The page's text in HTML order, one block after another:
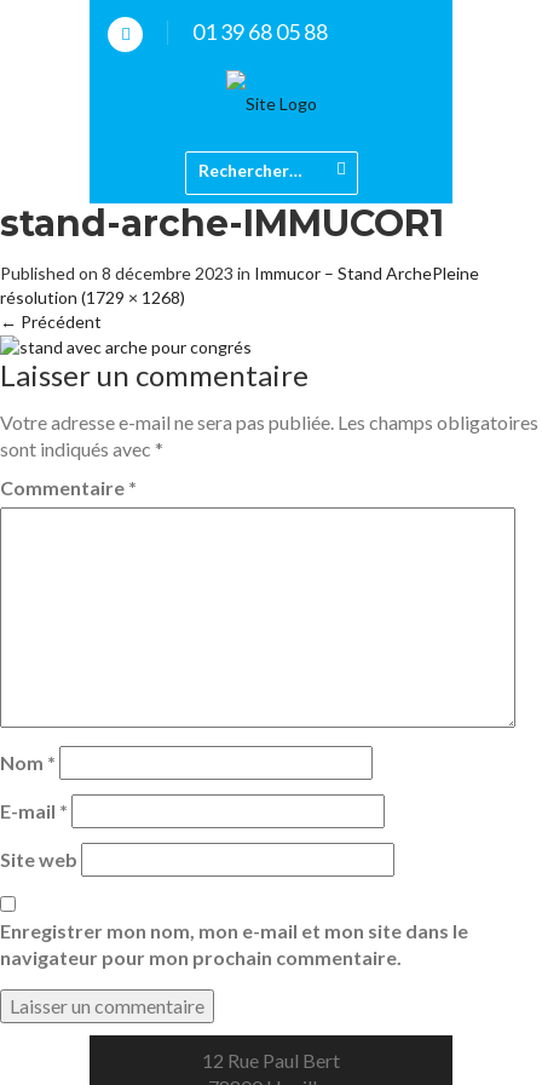
01 39 68 05 88
stand-arche-IMMUCOR1
Published on 8 décembre 2023 in Immucor – Stand ArchePleine
résolution (1729 × 1268)
← Précédent
Laisser un commentaire
Votre adresse e-mail ne sera pas publiée. Les champs obligatoires
sont indiqués avec *
Commentaire *
Nom *
E-mail *
Site web
Enregistrer mon nom, mon e-mail et mon site dans le
navigateur pour mon prochain commentaire.
12 Rue Paul Bert